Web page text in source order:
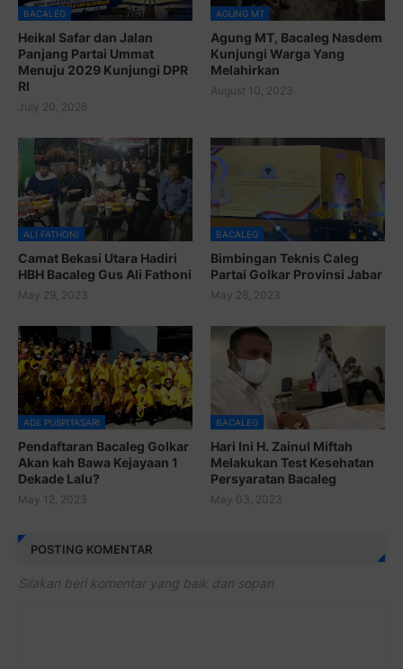
BACALEG
Heikal Safar dan Jalan
Panjang Partai Ummat
Menuju 2029 Kunjungi DPR
RI
July 20, 2026
AGUNG MT
Agung MT, Bacaleg Nasdem
Kunjungi Warga Yang
Melahirkan
August 10, 2023
ALI FATHONI
Camat Bekasi Utara Hadiri
HBH Bacaleg Gus Ali Fathoni
May 29, 2023
BACALEG
Bimbingan Teknis Caleg
Partai Golkar Provinsi Jabar
May 28, 2023
ADE PUSPITASARI
Pendaftaran Bacaleg Golkar
Akan kah Bawa Kejayaan 1
Dekade Lalu?
May 12, 2023
BACALEG
Hari Ini H. Zainul Miftah
Melakukan Test Kesehatan
Persyaratan Bacaleg
May 03, 2023
POSTING KOMENTAR
Silakan beri komentar yang baik dan sopan